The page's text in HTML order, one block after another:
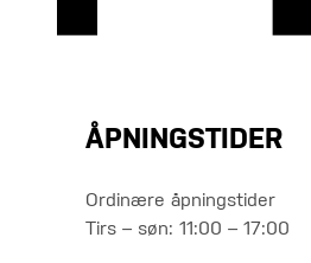
ÅPNINGSTIDER
Ordinære åpningstider
Tirs – søn: 11:00 – 17:00